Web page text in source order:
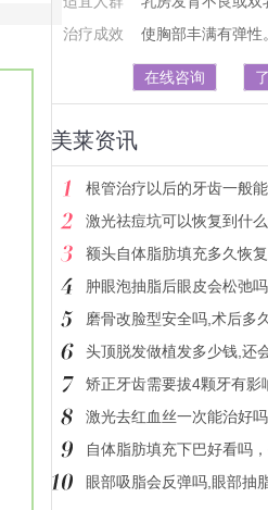
治疗成效
使胸部丰满有弹性。
在线咨询
美莱资讯
根管治疗以后的牙齿一般
肿眼泡抽脂后眼皮会松弛
磨骨改脸型安全吗,术后多
头顶脱发做植发多少钱,还
矫正牙齿需要拔4颗牙有影
激光去红血丝一次能治好
自体脂肪填充下巴好看吗
眼部吸脂会反弹吗,眼部抽